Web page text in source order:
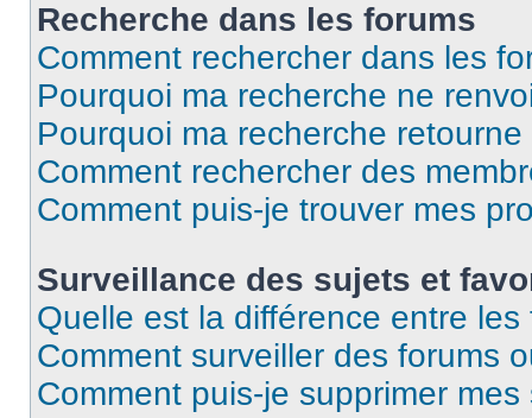
Recherche dans les forums
Comment rechercher dans les
Pourquoi ma recherche ne
Pourquoi ma recherche
Comment rechercher des
Comment puis-je trouver mes
Surveillance des sujets et
Quelle est la différence entre
Comment surveiller des forums
Comment puis-je supprimer